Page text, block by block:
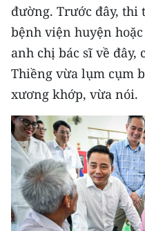
đường. Trước đây,
bệnh viện huyện
anh chị bác sĩ về
Thiềng vừa lụm cụm
xương khớp, vừa nói.